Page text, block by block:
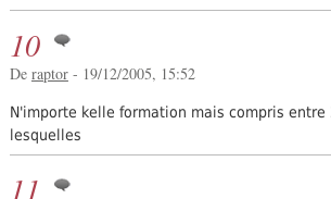
10
De raptor- 19/12/2005, 15:52
N'importe kelle formation mais compris entre
lesquelles
11